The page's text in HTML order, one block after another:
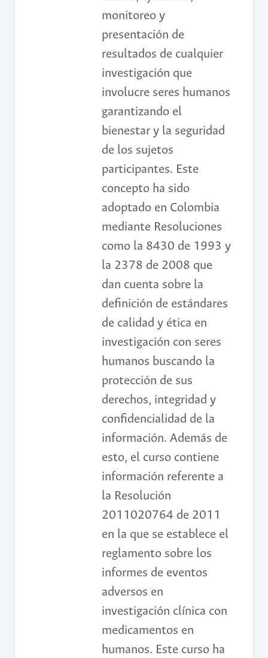
monitoreo y
presentación de
resultados de cualquier
investigación que
involucre seres humanos
garantizando el
bienestar y la seguridad
de los sujetos
participantes. Este
concepto ha sido
adoptado en Colombia
mediante Resoluciones
como la 8430 de 1993 y
la 2378 de 2008 que
dan cuenta sobre la
definición de estándares
de calidad y ética en
investigación con seres
humanos buscando la
protección de sus
derechos, integridad y
confidencialidad de la
información. Además de
esto, el curso contiene
información referente a
la Resolución
2011020764 de 2011
en la que se establece el
reglamento sobre los
informes de eventos
adversos en
investigación clínica con
medicamentos en
humanos. Este curso ha